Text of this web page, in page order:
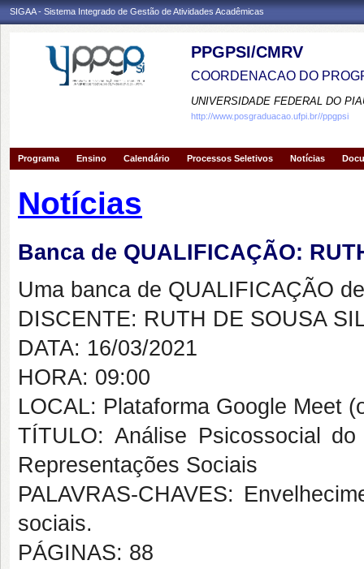
SIGAA - Sistema Integrado de Gestão de Atividades Acadêmicas
PPGPSI/CMRV
COORDENACAO DO
UNIVERSIDADE FEDERAL DO
http://www.posgraduacao.ufpi.br//ppgpsi
Programa Ensino Calendário Processos Seletivos Notícias
Notícias
Banca de QUALIFICAÇÃO:
Uma banca de QUALIFICAÇÃO
DISCENTE: RUTH DE SOUSA
DATA: 16/03/2021
HORA: 09:00
LOCAL: Plataforma Google Meet
TÍTULO: Análise Psicossocial
Representações Sociais
PALAVRAS-CHAVES:
sociais.
PÁGINAS: 88